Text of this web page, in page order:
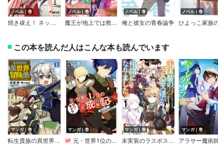
ノベル｜巻
焼き祓え！ ネット巫女つむぎちゃん
ノベル｜巻
魔王が地上では救世主になっている理由
ノベル｜巻
俺と彼女の青春論争
ノベル｜巻
この本を読んだ人はこんな本も読んでいます
マンガ｜巻
転生貴族の異世界冒険録
マンガ｜巻
元・世界1位のサブキャラ育成日記 ～廃プレイヤー、異世界を攻略中！～
マンガ｜巻
未実装のラスボス達が仲間になりました。
マンガ｜巻